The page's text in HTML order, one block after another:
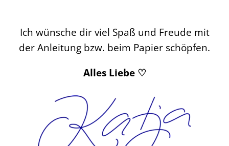
Ich wünsche dir viel Spaß und Freude mit
der Anleitung bzw. beim Papier schöpfen.
Alles Liebe ♡